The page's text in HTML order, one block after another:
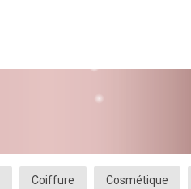
Coiffure Cosmétique